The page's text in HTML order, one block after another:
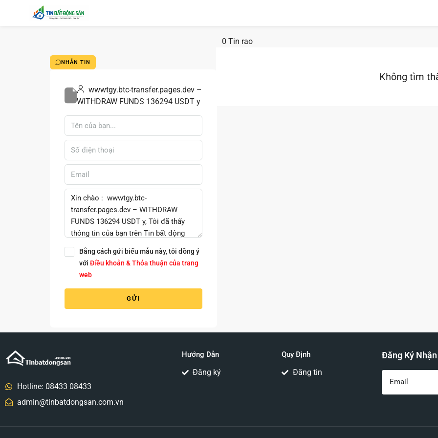
NHẮN TIN
wwwtgy.btc-transfer.pages.dev –
WITHDRAW FUNDS 136294 USDT y
Bằng cách gửi biểu mẫu này, tôi đồng ý
với Điều khoản & Thỏa thuận của trang
web
GỬI
0 Tin rao
Không tìm
Hotline: 08433 08433
admin@tinbatdongsan.com.vn
Hướng Dẫn
Đăng ký
Quy Định
Đăng tin
Đăng Ký